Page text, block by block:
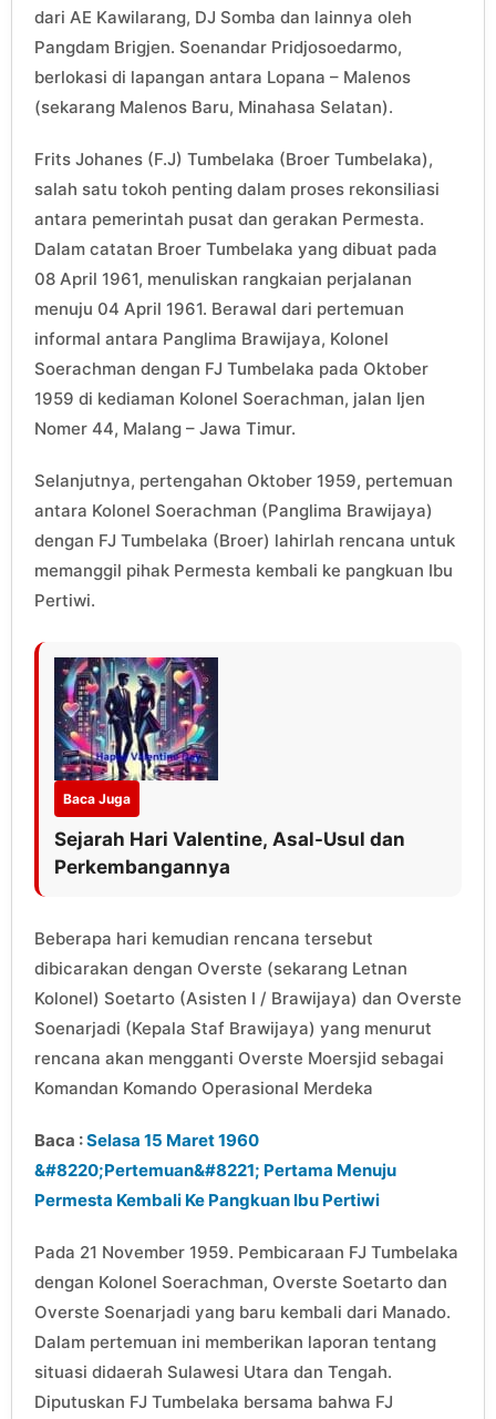
dari AE Kawilarang, DJ Somba dan lainnya oleh
Pangdam Brigjen. Soenandar Pridjosoedarmo,
berlokasi di lapangan antara Lopana – Malenos
(sekarang Malenos Baru, Minahasa Selatan).
Frits Johanes (F.J) Tumbelaka (Broer Tumbelaka),
salah satu tokoh penting dalam proses rekonsiliasi
antara pemerintah pusat dan gerakan Permesta.
Dalam catatan Broer Tumbelaka yang dibuat pada
08 April 1961, menuliskan rangkaian perjalanan
menuju 04 April 1961. Berawal dari pertemuan
informal antara Panglima Brawijaya, Kolonel
Soerachman dengan FJ Tumbelaka pada Oktober
1959 di kediaman Kolonel Soerachman, jalan Ijen
Nomer 44, Malang – Jawa Timur.
Selanjutnya, pertengahan Oktober 1959, pertemuan
antara Kolonel Soerachman (Panglima Brawijaya)
dengan FJ Tumbelaka (Broer) lahirlah rencana untuk
memanggil pihak Permesta kembali ke pangkuan Ibu
Pertiwi.
Baca Juga
Sejarah Hari Valentine, Asal-Usul dan
Perkembangannya
Beberapa hari kemudian rencana tersebut
dibicarakan dengan Overste (sekarang Letnan
Kolonel) Soetarto (Asisten I / Brawijaya) dan Overste
Soenarjadi (Kepala Staf Brawijaya) yang menurut
rencana akan mengganti Overste Moersjid sebagai
Komandan Komando Operasional Merdeka
Baca :Selasa 15 Maret 1960
&#8220;Pertemuan&#8221; Pertama Menuju
Permesta Kembali Ke Pangkuan Ibu Pertiwi
Pada 21 November 1959. Pembicaraan FJ Tumbelaka
dengan Kolonel Soerachman, Overste Soetarto dan
Overste Soenarjadi yang baru kembali dari Manado.
Dalam pertemuan ini memberikan laporan tentang
situasi didaerah Sulawesi Utara dan Tengah.
Diputuskan FJ Tumbelaka bersama bahwa FJ